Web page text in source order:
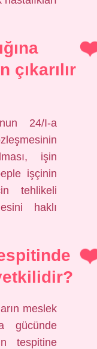
24/I-a
işin
işçinin
tehlikeli
haklı
meslek
gücünde
tespitine